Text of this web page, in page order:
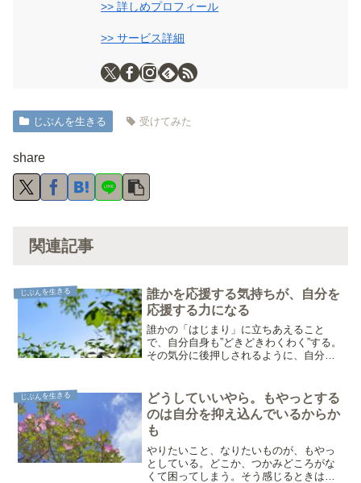
>> 詳しめプロフィール
>> サービス詳細
じぶんを生きる 受けてみた
share
関連記事
じぶんを生きる
誰かを応援する気持ちが、自分を
応援する力になる
誰かの「はじまり」に立ちあえること
で、自分自身も”どきどきわくわく”する。
その気分に後押しされるように、自分の
昨日は、転職するときに感じている不安
や希望のおはなしを聞か...
じぶんを生きる
どうしていいやら。もやっとする
のは自分を抑え込んでいるからか
も
やりたいこと、なりたいものが、もやっ
としている。どこか、つかみどころがな
くて困ってしまう。そう感じるときは、